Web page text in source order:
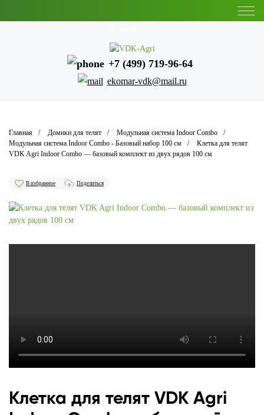
+7 (499) 719-96-64
ekomar-vdk@mail.ru
Главная Домики для телят
Модульная система Indoor Combo
Модульная система Indoor Combo - Базовый набор 100 см
Клетка для телят
VDK Agri Indoor Combo — базовый комплект из двух рядов 100 см
В избранное Поделиться
Клетка для телят VDK Agri